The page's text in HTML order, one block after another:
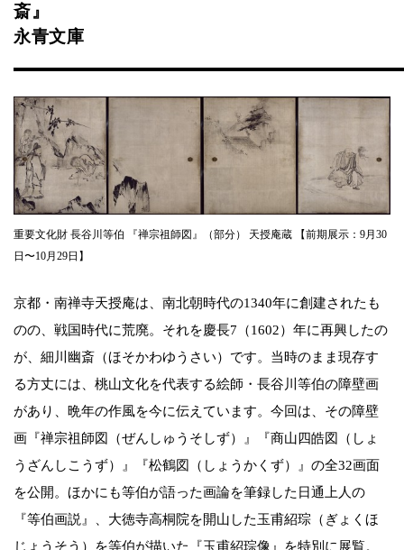
斎』
永青文庫
重要文化財 長谷川等伯 『禅宗祖師図』（部分） 天授庵蔵 【前期展示：9月30
日〜10月29日】
京都・南禅寺天授庵は、南北朝時代の1340年に創建されたも
のの、戦国時代に荒廃。それを慶長7（1602）年に再興したの
が、細川幽斎（ほそかわゆうさい）です。当時のまま現存す
る方丈には、桃山文化を代表する絵師・長谷川等伯の障壁画
があり、晩年の作風を今に伝えています。今回は、その障壁
画『禅宗祖師図（ぜんしゅうそしず）』『商山四皓図（しょ
うざんしこうず）』『松鶴図（しょうかくず）』の全32画面
を公開。ほかにも等伯が語った画論を筆録した日通上人の
『等伯画説』、大徳寺高桐院を開山した玉甫紹琮（ぎょくほ
じょうそう）を等伯が描いた『玉甫紹琮像』を特別に展覧。